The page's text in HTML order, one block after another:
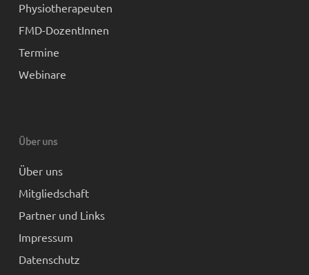
Physiotherapeuten
FMD-DozentInnen
Termine
Webinare
Über uns
Über uns
Mitgliedschaft
Partner und Links
Impressum
Datenschutz